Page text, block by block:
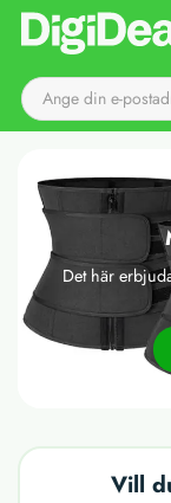
Till startsidan
Det här
Vill